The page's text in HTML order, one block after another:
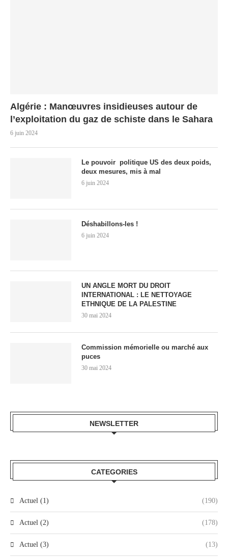
Algérie : Manœuvres insidieuses autour de
l’exploitation du gaz de schiste dans le Sahara
6 juin 2024
Le pouvoir politique US des deux poids,
deux mesures, mis à mal
6 juin 2024
Déshabillons-les !
6 juin 2024
UN ANGLE MORT DU DROIT
INTERNATIONAL : LE NETTOYAGE
ETHNIQUE DE LA PALESTINE
30 mai 2024
Commission mémorielle ou marché aux
puces
30 mai 2024
NEWSLETTER
CATEGORIES
Actuel (1) (190)
Actuel (2) (178)
Actuel (3) (13)